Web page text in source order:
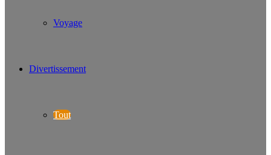
Voyage
Divertissement
Tout